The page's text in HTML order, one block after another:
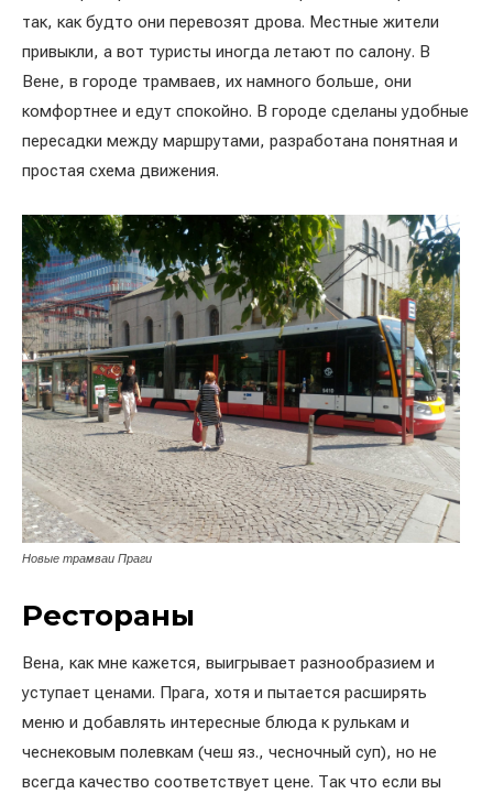
так, как будто они перевозят дрова. Местные жители
привыкли, а вот туристы иногда летают по салону. В
Вене, в городе трамваев, их намного больше, они
комфортнее и едут спокойно. В городе сделаны удобные
пересадки между маршрутами, разработана понятная и
простая схема движения.
Новые трамваи Праги
Рестораны
Вена, как мне кажется, выигрывает разнообразием и
уступает ценами. Прага, хотя и пытается расширять
меню и добавлять интересные блюда к рулькам и
чеснековым полевкам (чеш яз., чесночный суп), но не
всегда качество соответствует цене. Так что если вы